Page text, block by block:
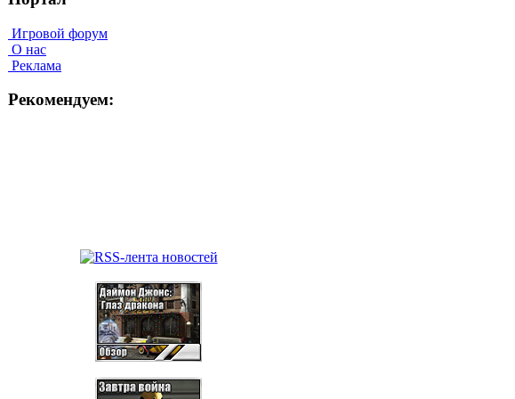
Игровой форум
О нас
Реклама
Рекомендуем: